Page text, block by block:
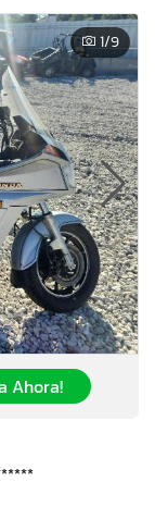
1/9
Ahora!